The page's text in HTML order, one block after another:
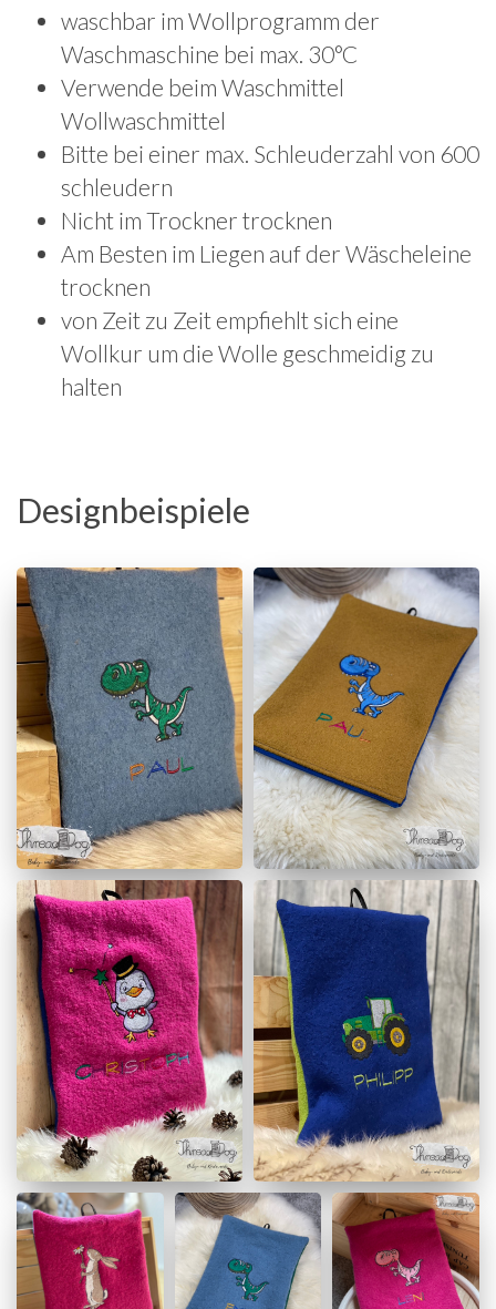
waschbar im Wollprogramm der
Waschmaschine bei max. 30°C
Verwende beim Waschmittel
Wollwaschmittel
Bitte bei einer max. Schleuderzahl von 600
schleudern
Nicht im Trockner trocknen
Am Besten im Liegen auf der Wäscheleine
trocknen
von Zeit zu Zeit empfiehlt sich eine
Wollkur um die Wolle geschmeidig zu
halten
Designbeispiele